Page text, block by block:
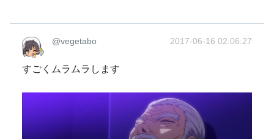
@vegetabo 2017-06-16 02:06:27
すごくムラムラします